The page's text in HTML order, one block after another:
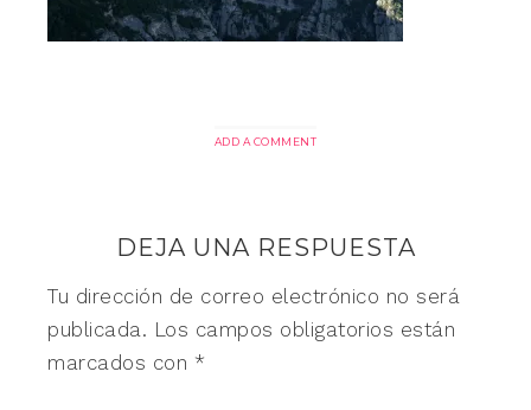
ADD A COMMENT
DEJA UNA RESPUESTA
Tu dirección de correo electrónico no será
publicada. Los campos obligatorios están
marcados con *